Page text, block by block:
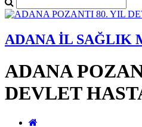
ADANA İL SAĞLIK
ADANA
DEVLET